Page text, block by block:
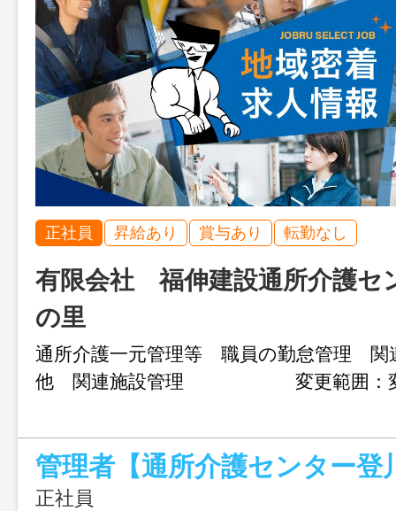
正社員 昇給あり 賞与あり 転勤なし
有限会社 福伸建設通所介護セ
の里
通所介護一元管理等 職員の勤怠管理 関
他 関連施設管理 変更範囲：
管理者【通所介護センター登
正社員